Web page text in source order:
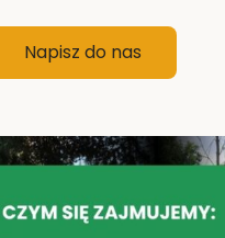
Napisz do nas